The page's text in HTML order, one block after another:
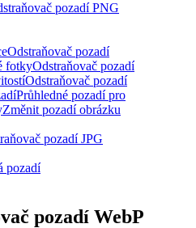
pozadí PNG
Odstraňovač pozadí
fotkyOdstraňovač pozadí
Odstraňovač pozadí
Průhledné pozadí pro
Změnit pozadí obrázku
pozadí JPG
pozadí
pozadí WebP